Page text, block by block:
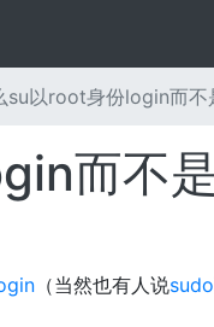
su以root身份login而
而不
（当然也有人说sudo